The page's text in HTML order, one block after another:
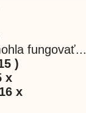
fungovať...
)
x
x